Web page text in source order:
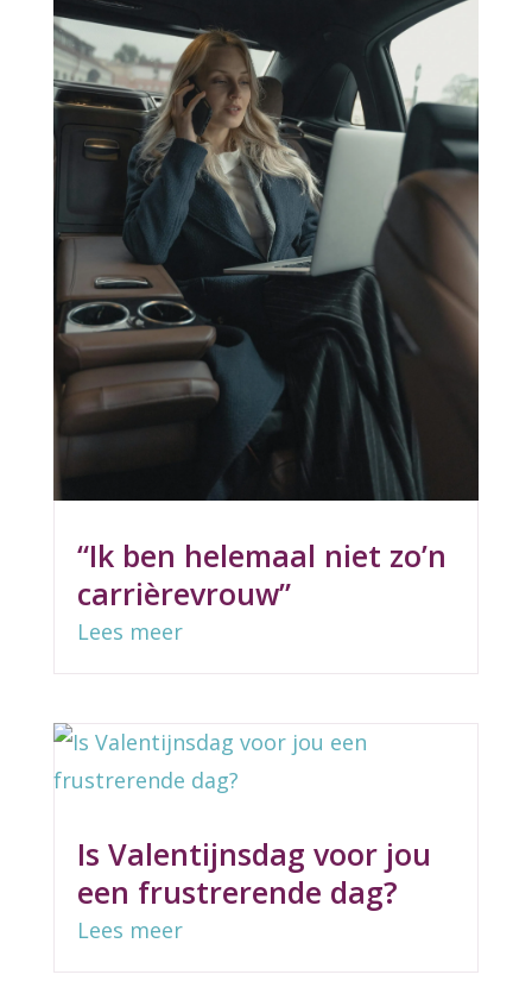
“Ik ben helemaal niet zo’n
carrièrevrouw”
Lees meer
Is Valentijnsdag voor jou
een frustrerende dag?
Lees meer